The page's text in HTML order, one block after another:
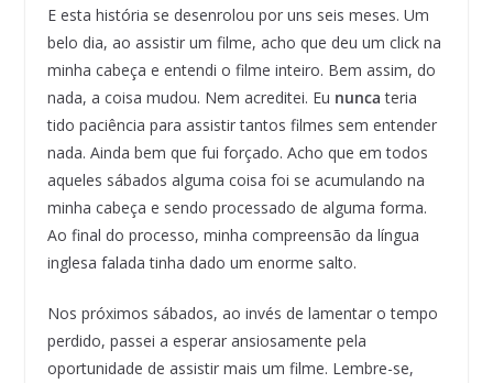
E esta história se desenrolou por uns seis meses. Um
belo dia, ao assistir um filme, acho que deu um click na
minha cabeça e entendi o filme inteiro. Bem assim, do
nada, a coisa mudou. Nem acreditei. Eu nunca teria
tido paciência para assistir tantos filmes sem entender
nada. Ainda bem que fui forçado. Acho que em todos
aqueles sábados alguma coisa foi se acumulando na
minha cabeça e sendo processado de alguma forma.
Ao final do processo, minha compreensão da língua
inglesa falada tinha dado um enorme salto.
Nos próximos sábados, ao invés de lamentar o tempo
perdido, passei a esperar ansiosamente pela
oportunidade de assistir mais um filme. Lembre-se,